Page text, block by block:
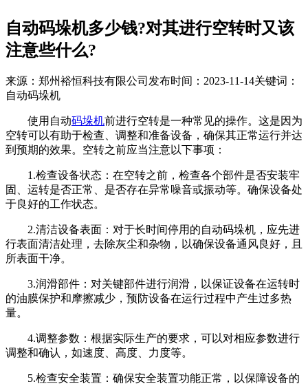
自动码垛机多少钱?对其进行空转时又该
注意些什么?
来源：郑州裕恒科技有限公司 发布时间：2023-11-14关键词：
自动码垛机
使用自动码垛机前进行空转是一种常见的操作。这是因为
空转可以有助于检查、调整和准备设备，确保其正常运行并达
到预期的效果。空转之前应当注意以下事项：
1.检查设备状态：在空转之前，检查各个部件是否安装牢
固、运转是否正常、是否存在异常噪音或振动等。确保设备处
于良好的工作状态。
2.清洁设备表面：对于长时间停用的自动码垛机，应先进
行表面清洁处理，去除灰尘和杂物，以确保设备通风良好，且
所表面干净。
3.润滑部件：对关键部件进行润滑，以保证设备在运转时
的油膜保护和摩擦减少，预防设备在运行过程中产生过多热
量。
4.调整参数：根据实际生产的要求，可以对相应参数进行
调整和确认，如速度、高度、力度等。
5.检查安全装置：确保安全装置功能正常，以保障设备的